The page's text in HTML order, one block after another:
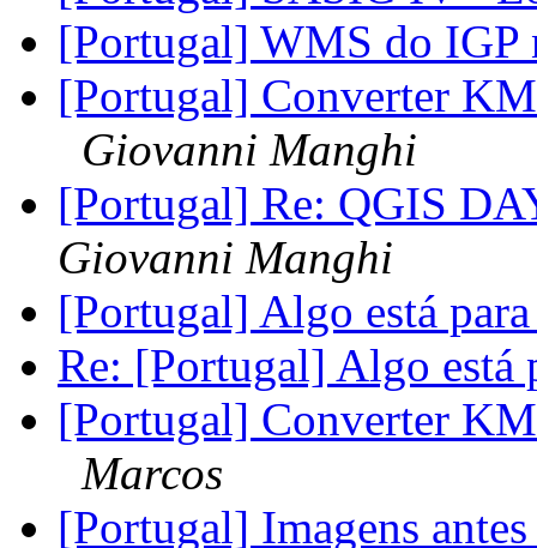
[Portugal] WMS do
[Portugal] Converter
Giovanni Manghi
[Portugal] Re: QGIS
Giovanni Manghi
[Portugal] Algo está
Re: [Portugal] Algo
[Portugal] Converter
Marcos
[Portugal] Imagens